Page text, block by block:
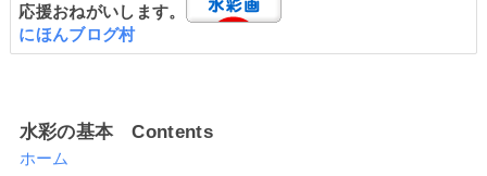
応援おねがいします。
にほんブログ村
水彩の基本 Contents
ホーム